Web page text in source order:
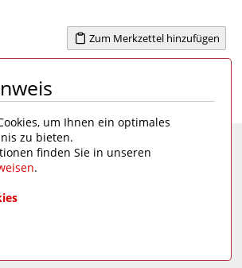
Zum Merkzettel hinzufügen
1 >
desDeutschen Hygiene-Museums
um Ihnen ein optimales
zu bieten.
finden Sie in unseren
.